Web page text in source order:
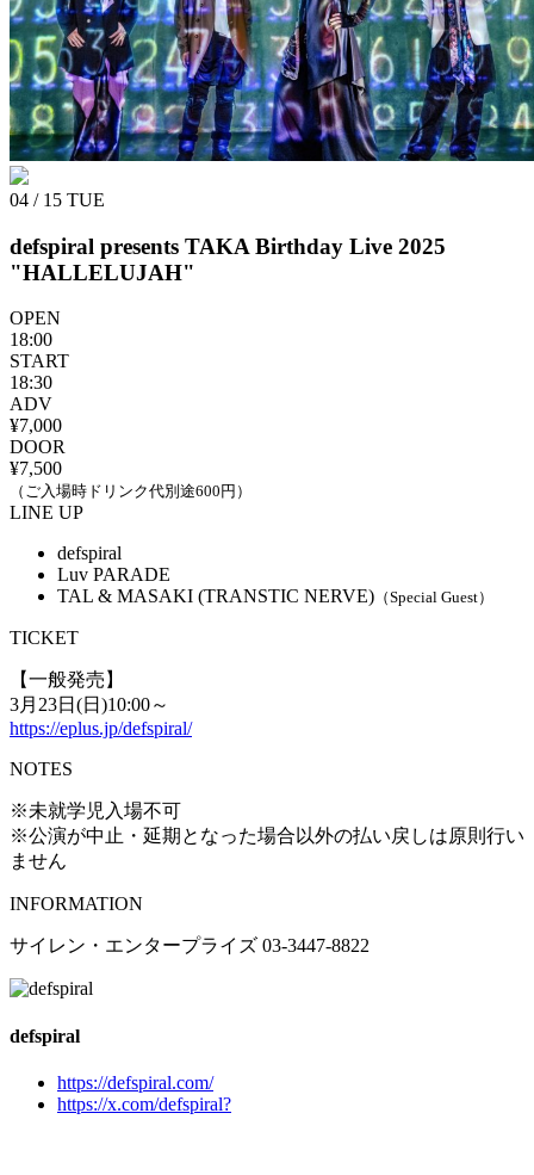
04 / 15 TUE
defspiral presents TAKA Birthday Live 2025
"HALLELUJAH"
OPEN
18:00
START
18:30
ADV
¥7,000
DOOR
¥7,500
（ご入場時ドリンク代別途600円）
LINE UP
defspiral
Luv PARADE
TAL & MASAKI (TRANSTIC NERVE) （Special Guest）
TICKET
【一般発売】
3月23日(日)10:00～
https://eplus.jp/defspiral/
NOTES
※未就学児入場不可
※公演が中止・延期となった場合以外の払い戻しは原則行い
ません
INFORMATION
サイレン・エンタープライズ 03-3447-8822
defspiral
https://defspiral.com/
https://x.com/defspiral?